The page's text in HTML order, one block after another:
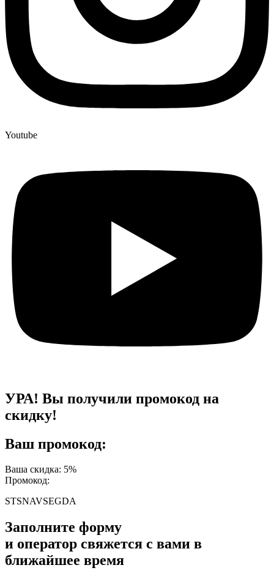
Youtube
УРА! Вы получили промокод на
скидку!
Ваш промокод:
Ваша скидка: 5%
Промокод:
STSNAVSEGDA
Заполните форму
и оператор свяжется с вами в
ближайшее время